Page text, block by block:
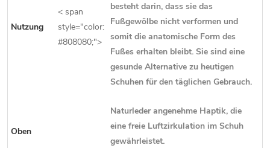
Nutzung
< span
style="color:
#808080;">
besteht darin, dass sie das
Fußgewölbe nicht verformen und
somit die anatomische Form des
Fußes erhalten bleibt. Sie sind eine
gesunde Alternative zu heutigen
Schuhen für den täglichen Gebrauch.
Oben
Naturleder angenehme Haptik, die
eine freie Luftzirkulation im Schuh
gewährleistet.